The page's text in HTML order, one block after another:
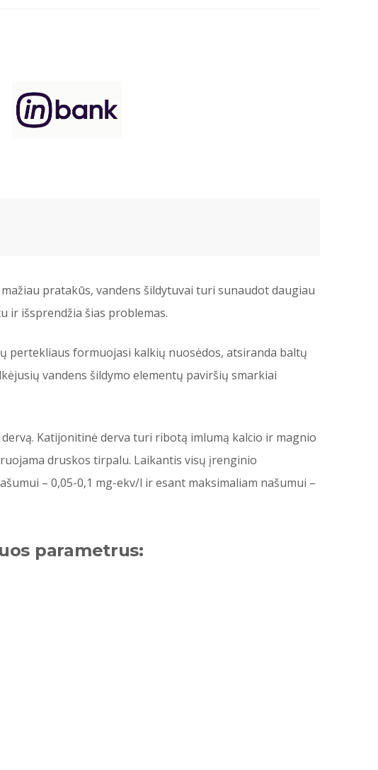
pratakūs, vandens šildytuvai turi sunaudot daugiau
ir išsprendžia šias problemas.
pertekliaus formuojasi kalkių nuosėdos, atsiranda baltų
vandens šildymo elementų paviršių smarkiai
Katijonitinė derva turi ribotą imlumą kalcio ir magnio
druskos tirpalu. Laikantis visų įrenginio
– 0,05-0,1 mg-ekv/l ir esant maksimaliam našumui –
parametrus: